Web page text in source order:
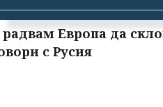
Европа да
с Русия